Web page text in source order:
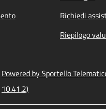
Richiedi
Riepilogo
Powered by Sportello
10.41.2)